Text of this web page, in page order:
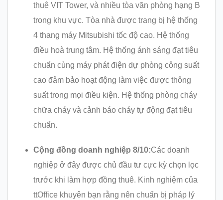
thuê VIT Tower, và nhiều tòa văn phòng hạng B
trong khu vực. Tòa nhà được trang bị hệ thống
4 thang máy Mitsubishi tốc độ cao. Hệ thống
điều hoà trung tâm. Hệ thống ánh sáng đạt tiêu
chuẩn cùng máy phát điện dự phòng công suất
cao đảm bảo hoạt động làm việc được thông
suất trong mọi điều kiện. Hệ thống phòng cháy
chữa cháy và cảnh báo cháy tự động đạt tiêu
chuẩn.
Cộng đồng doanh nghiệp 8/10:Các doanh
nghiệp ở đây được chủ đầu tư cực kỳ chọn lọc
trước khi làm hợp đồng thuê. Kinh nghiệm của
ttOffice khuyên bạn rằng nên chuẩn bị pháp lý